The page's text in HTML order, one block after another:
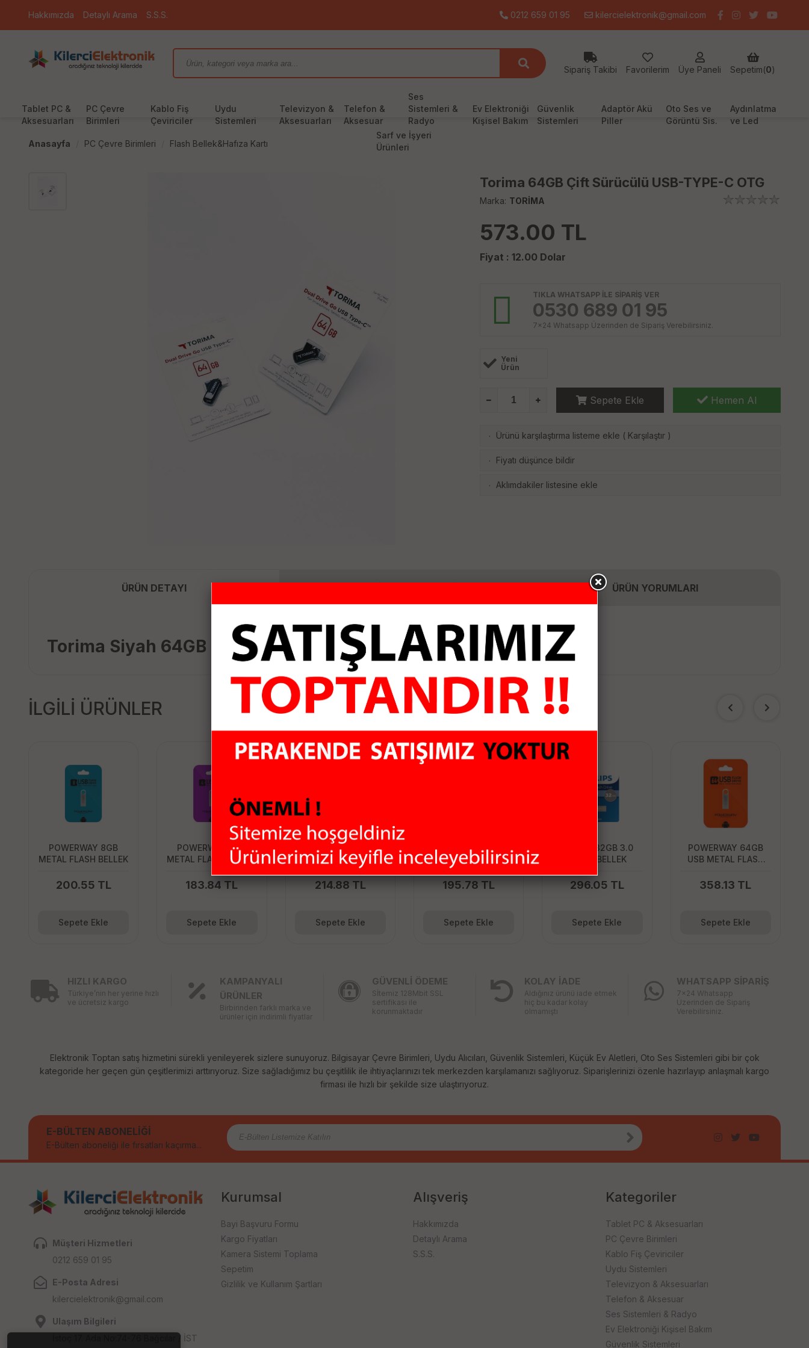
Hakkımızda Detaylı Arama S.S.S. 0212 659 01 95 kilercielektronik@gmail.com
Sipariş Takibi Favorilerim Üye Paneli Sepetim(0)
Tablet PC &
Aksesuarları
PC Çevre
Birimleri
Kablo Fiş
Çeviriciler
Uydu
Sistemleri
Televizyon &
Aksesuarları
Telefon &
Aksesuar
Ses
Sistemleri &
Radyo
Ev Elektroniği
Kişisel Bakım
Güvenlik
Sistemleri
Adaptör Akü
Piller
Oto Ses ve
Görüntü Sis.
Aydınlatma
ve Led
Sarf ve İşyeri
Ürünleri
Anasayfa PC Çevre Birimleri Flash Bellek&Hafıza Kartı
Torima 64GB Çift Sürücülü USB-TYPE-C OTG
Marka: TORİMA
573.00 TL
Fiyat : 12.00 Dolar
TIKLA WHATSAPP İLE SİPARİŞ VER
0530 689 01 95
7x24 Whatsapp Üzerinden de Sipariş Verebilirsiniz.
Yeni
Ürün
Sepete Ekle Hemen Al
· Ürünü karşılaştırma listeme ekle ( Karşılaştır )
· Fiyatı düşünce bildir
· Aklımdakiler listesine ekle
ÜRÜN DETAYI ÜRÜN YORUMLARI
Torima Siyah 64GB Çift Sürücülü USB-TYPE-C OTG
İLGİLİ ÜRÜNLER
POWERWAY 8GB
METAL FLASH BELLEK
200.55 TL
Sepete Ekle
POWERWAY 4GB
METAL FLASH BELLEK
183.84 TL
Sepete Ekle
POWERWAY 16GB
METAL FLASH BELLEK
214.88 TL
Sepete Ekle
Philips Vivid
FM08FD05B/00 8GB
USB 2.0 Flash Bellek
195.78 TL
Sepete Ekle
PHILIPS 32GB 3.0
FLASH BELLEK
296.05 TL
Sepete Ekle
POWERWAY 64GB
USB METAL FLASH
358.13 TL
Sepete Ekle
HIZLI KARGO
Türkiye’nin her yerine hızlı
ve ücretsiz kargo
KAMPANYALI
ÜRÜNLER
Birbirinden farklı marka ve
ürünler için indirimli fiyatlar
GÜVENLİ ÖDEME
Sİtemiz 128Mbit SSL
sertifikası ile
korunmaktadır
KOLAY İADE
Aldığınız ürünü iade etmek
hiç bu kadar kolay
olmamıştı
WHATSAPP SİPARİŞ
7x24 Whatsapp
Üzerinden de Sipariş
Verebilirsiniz.
Elektronik Toptan satış hizmetini sürekli yenileyerek sizlere sunuyoruz. Bilgisayar Çevre Birimleri, Uydu Alıcıları, Güvenlik Sistemleri, Küçük Ev Aletleri, Oto Ses Sistemleri gibi bir çok
kategoride her geçen gün çeşitlerimizi arttırıyoruz. Size sağladığımız bu çeşitlilik ile ihtiyaçlarınızı tek merkezden karşılamanızı sağlıyoruz. Siparişlerinizi özenle hazırlayıp anlaşmalı kargo
firması ile hızlı bir şekilde size ulaştırıyoruz.
E-BÜLTEN ABONELİĞİ
E-Bülten aboneliği ile fırsatları kaçırma...
Müşteri Hizmetleri
0212 659 01 95
E-Posta Adresi
kilercielektronik@gmail.com
Ulaşım Bilgileri
İstoç 17. Ada No:74-76 Bağcılar / İST
Kurumsal
Bayi Başvuru Formu
Kargo Fiyatları
Kamera Sistemi Toplama
Sepetim
Gizlilik ve Kullanım Şartları
Alışveriş
Hakkımızda
Detaylı Arama
S.S.S.
Kategoriler
Tablet PC & Aksesuarları
PC Çevre Birimleri
Kablo Fiş Çeviriciler
Uydu Sistemleri
Televizyon & Aksesuarları
Telefon & Aksesuar
Ses Sistemleri & Radyo
Ev Elektroniği Kişisel Bakım
Güvenlik Sistemleri